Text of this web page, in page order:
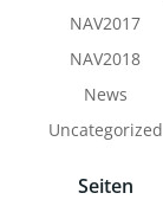
NAV2017
NAV2018
News
Uncategorized
Seiten